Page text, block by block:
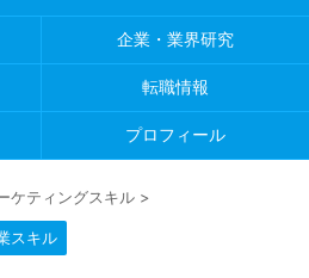
企業・業界研究
転職情報
プロフィール
ケティングスキル >
スキル